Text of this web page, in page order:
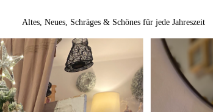
Altes, Neues, Schräges & Schönes für jede Jahreszeit